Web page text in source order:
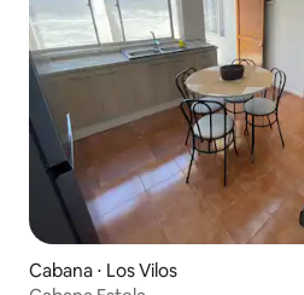
Cabana ⋅ Los Vilos